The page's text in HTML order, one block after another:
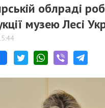
облраді
музею Лесі